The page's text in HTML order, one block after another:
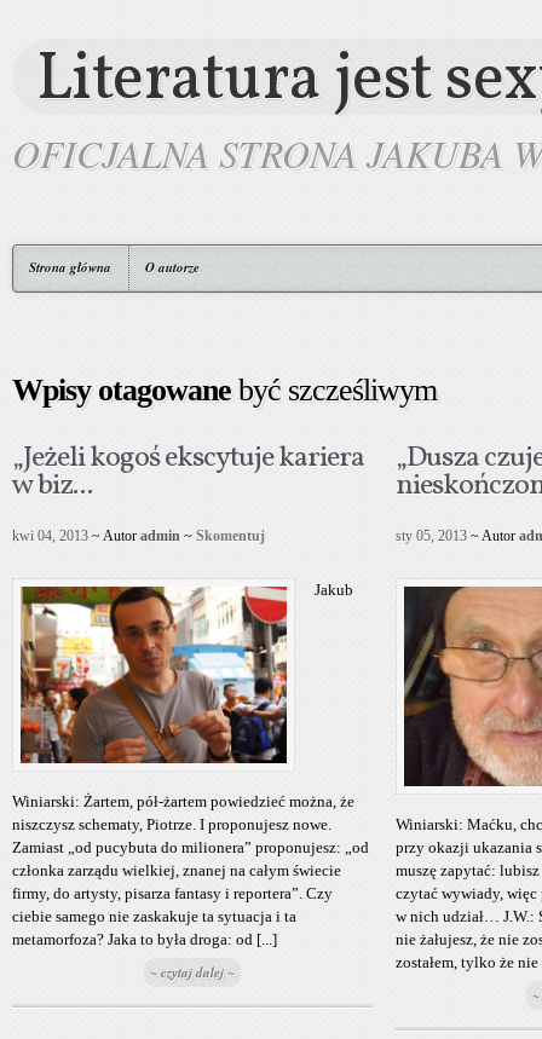
Literatura jest
OFICJALNA STRONA JAKUBA
Strona główna O autorze
Wpisy otagowanebyć szcześliwym
„Jeżeli kogoś ekscytuje kariera
w biz...
kwi 04, 2013 ~ Autor admin ~ Skomentuj
Jakub
Winiarski: Żartem, pół-żartem powiedzieć można, że
niszczysz schematy, Piotrze. I proponujesz nowe.
Zamiast „od pucybuta do milionera” proponujesz: „od
członka zarządu wielkiej, znanej na całym świecie
firmy, do artysty, pisarza fantasy i reportera”. Czy
ciebie samego nie zaskakuje ta sytuacja i ta
metamorfoza? Jaka to była droga: od [...]
~ czytaj dalej ~
„Dusza
sty 05, 2013 ~ Autor
Winiarski: Maćku,
przy okazji ukazania
muszę zapytać:
czytać wywiady,
w nich udział… J.W.:
nie żałujesz, że nie
zostałem, tylko że